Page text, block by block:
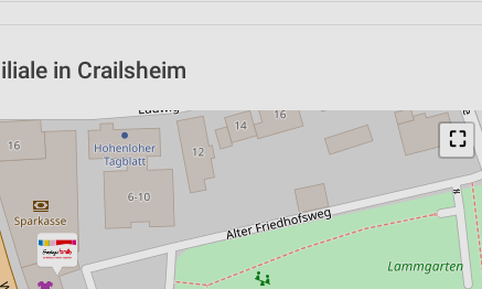
in Crailsheim
⛶